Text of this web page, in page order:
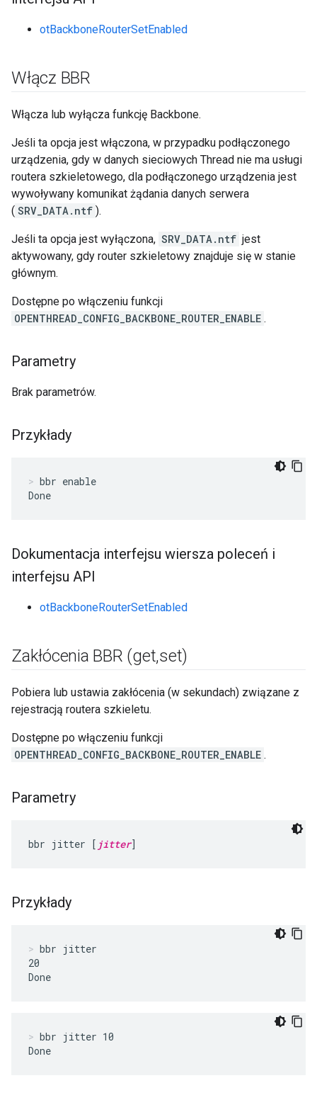
otBackboneRouterSetEnabled
Włącz BBR
Włącza lub wyłącza funkcję Backbone.
Jeśli ta opcja jest włączona, w przypadku podłączonego
urządzenia, gdy w danych sieciowych Thread nie ma usługi
routera szkieletowego, dla podłączonego urządzenia jest
wywoływany komunikat żądania danych serwera
( SRV_DATA.ntf ).
Jeśli ta opcja jest wyłączona, SRV_DATA.ntf jest
aktywowany, gdy router szkieletowy znajduje się w stanie
głównym.
Dostępne po włączeniu funkcji
OPENTHREAD_CONFIG_BACKBONE_ROUTER_ENABLE .
Parametry
Brak parametrów.
Przykłady
bbr enable
Done
Dokumentacja interfejsu wiersza poleceń i
interfejsu API
otBackboneRouterSetEnabled
Zakłócenia BBR (get,set)
Pobiera lub ustawia zakłócenia (w sekundach) związane z
rejestracją routera szkieletu.
Dostępne po włączeniu funkcji
OPENTHREAD_CONFIG_BACKBONE_ROUTER_ENABLE .
Parametry
bbr jitter [ jitter]
Przykłady
bbr jitter
20
Done
bbr jitter 10
Done